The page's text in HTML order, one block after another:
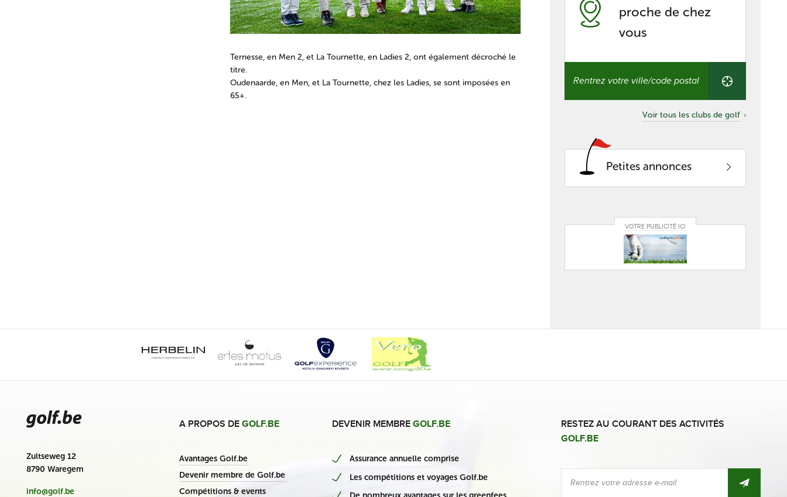
Ternesse, en Men 2, et La Tournette, en Ladies 2, ont également décroché le
titre.
Oudenaarde, en Men, et La Tournette, chez les Ladies, se sont imposées en
65+.
proche de chez
vous
club
Voir tous les clubs de golf
Petites annonces
VOTRE PUBLICITÉ ICI
Zultseweg 12
8790 Waregem
info@golf.be
A PROPOS DE GOLF.BE
Avantages Golf.be
Devenir membre de Golf.be
Compétitions & events
DEVENIR MEMBRE GOLF.BE
Assurance annuelle comprise
Les compétitions et voyages Golf.be
RESTEZ AU COURANT DES ACTIVITÉS
GOLF.BE